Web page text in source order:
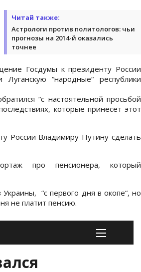
Читай также:
Астрологи против политологов: чьи
прогнозы на 2014-й оказались
точнее
Госдумы к президенту России
“народные“ республики
“с настоятельной просьбой
которые принесет этот
России Владимиру Путину сделать
про пенсионера, который
“с первого дня в окопе“, но
не платит пенсию.